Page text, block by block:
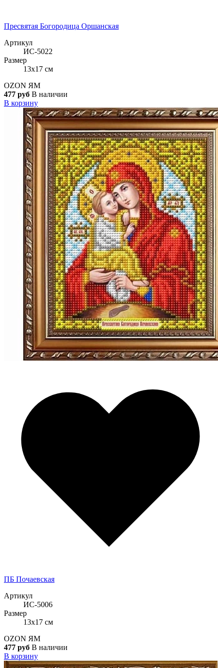
Пресвятая Богородица Оршанская
Артикул
ИС-5022
Размер
13x17 см
OZON ЯМ
477 руб В наличии
В корзину
ПБ Почаевская
Артикул
ИС-5006
Размер
13x17 см
OZON ЯМ
477 руб В наличии
В корзину